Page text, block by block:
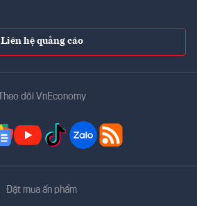
Liên hệ quảng cáo
Theo dõi VnEconomy
Đặt mua ấn phẩm